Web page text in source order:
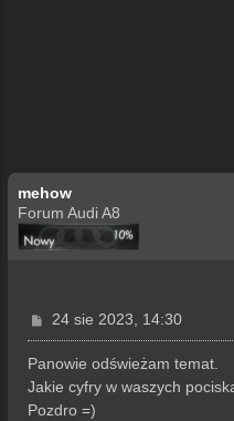
mehow
Forum Audi A8
P
o
s
t
24 sie 2023, 14:30
Panowie odświeżam temat.
Jakie cyfry w waszych
Pozdro =)